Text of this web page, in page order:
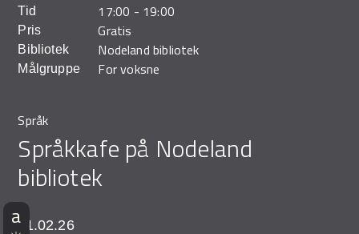
Demo Rona
Tid 17:00 - 19:00
Pris Gratis
Bibliotek Nodeland bibliotek
Målgruppe For voksne
Språk
Språkkafe på Nodeland
bibliotek
11.02.26